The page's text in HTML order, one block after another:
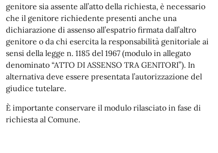
genitore sia assente all’atto della richiesta, è necessario
che il genitore richiedente presenti anche una
dichiarazione di assenso all’espatrio firmata dall’altro
genitore o da chi esercita la responsabilità genitoriale ai
sensi della legge n. 1185 del 1967 (modulo in allegato
denominato “ATTO DI ASSENSO TRA GENITORI”). In
alternativa deve essere presentata l’autorizzazione del
giudice tutelare.
È importante conservare il modulo rilasciato in fase di
richiesta al Comune.